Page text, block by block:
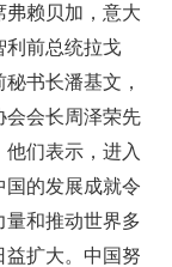
弗赖贝加，意大
利前总统拉戈
书长潘基文，
会会长周泽荣先
们表示，进入
国的发展成就令
量和推动世界多
益扩大。中国努